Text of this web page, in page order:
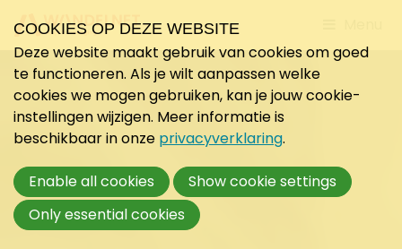
to
COOKIES OP DEZE WEBSITE
Deze website maakt gebruik van cookies om goed
te functioneren. Als je wilt aanpassen welke
cookies we mogen gebruiken, kan je jouw cookie-
instellingen wijzigen. Meer informatie is
beschikbaar in onze privacyverklaring.
Enable all cookies
Show cookie settings
Only essential cookies